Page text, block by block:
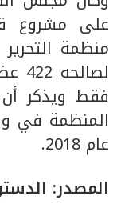
على مشروع
منظمة
فقط ويذكر أن
المنظمة في
عام 2018.
المصدر: